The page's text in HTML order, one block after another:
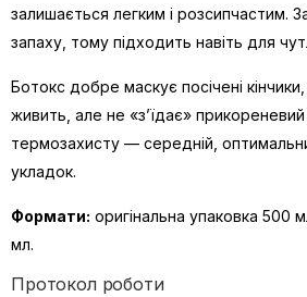
залишається легким і розсипчастим.
запаху, тому підходить навіть для
Ботокс добре маскує посічені
живить, але не «з’їдає» прикореневий
термозахисту — середній,
укладок.
Формати: оригінальна упаковка 500
мл.
Протокол роботи